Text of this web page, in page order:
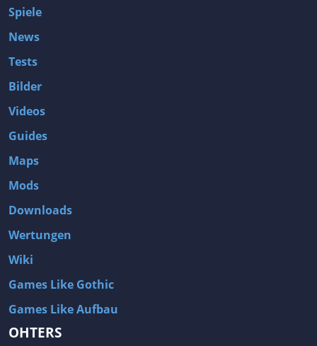
Spiele
News
Tests
Bilder
Videos
Guides
Maps
Mods
Downloads
Wertungen
Wiki
Games Like Gothic
Games Like Aufbau
OHTERS